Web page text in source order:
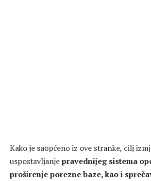
Kako je saopćeno iz ove stranke, cilj
uspostavljanjepravednijeg sistema
proširenje porezne baze, kao i